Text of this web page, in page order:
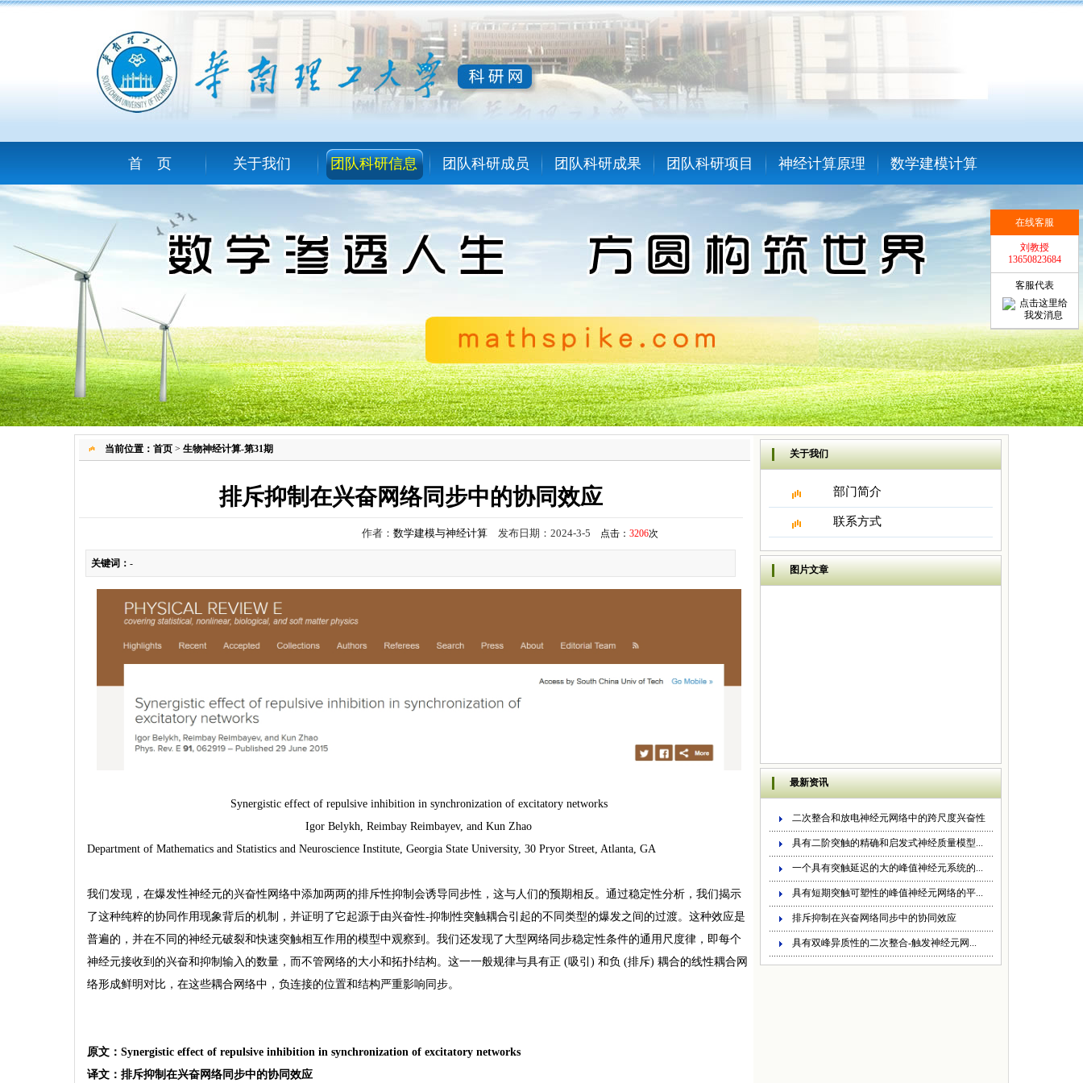
首 页 关于我们 团队科研信息 团队科研成员 团队科研成果 团队科研项目 神经计算原理 数学建模计算
当前位置： 首页 > 生物神经计算-第31期
排斥抑制在兴奋网络同步中的协同效应
作者： 数学建模与神经计算发布日期：2024-3-5 点击： 3206次
关键词： -
Synergistic effect of repulsive inhibition in synchronization of excitatory networks
Igor Belykh, Reimbay Reimbayev, and Kun Zhao
Department of Mathematics and Statistics and Neuroscience Institute, Georgia State University, 30 Pryor Street, Atlanta, GA
我们发现，在爆发性神经元的兴奋性网络中添加两两的排斥性抑制会诱导同步性，这与人们的预期相反。通过稳定性分析，我们揭示
了这种纯粹的协同作用现象背后的机制，并证明了它起源于由兴奋性-抑制性突触耦合引起的不同类型的爆发之间的过渡。这种效应是
普遍的，并在不同的神经元破裂和快速突触相互作用的模型中观察到。我们还发现了大型网络同步稳定性条件的通用尺度律，即每个
神经元接收到的兴奋和抑制输入的数量，而不管网络的大小和拓扑结构。这一一般规律与具有正 (吸引) 和负 (排斥) 耦合的线性耦合网
络形成鲜明对比，在这些耦合网络中，负连接的位置和结构严重影响同步。
原文： Synergistic effect of repulsive inhibition in synchronization of excitatory networks
译文： 排斥抑制在兴奋网络同步中的协同效应
关于我们
部门简介
联系方式
图片文章
最新资讯
二次整合和放电神经元网络中的跨尺度兴奋性
具有二阶突触的精确和启发式神经质量模型...
一个具有突触延迟的大的峰值神经元系统的...
具有短期突触可塑性的峰值神经元网络的平...
排斥抑制在兴奋网络同步中的协同效应
具有双峰异质性的二次整合-触发神经元网...
在线客服
刘教授
13650823684
客服代表